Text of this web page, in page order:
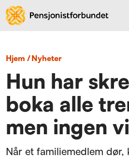
Hjem / nyheter
Hun har
boka alle
men ingen
Når et familiemedlem dør,